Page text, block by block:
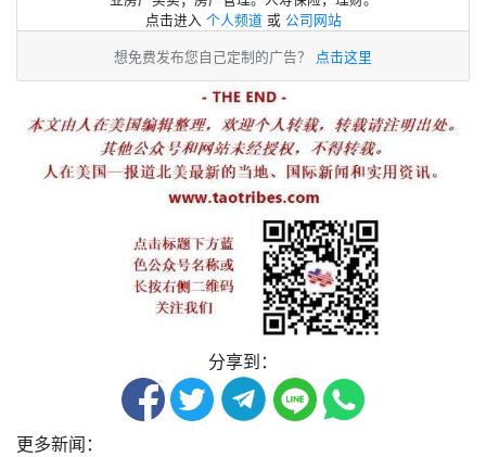
点击进入 个人频道 或 公司网站
想免费发布您自己定制的广告？ 点击这里
分享到：
更多新闻：